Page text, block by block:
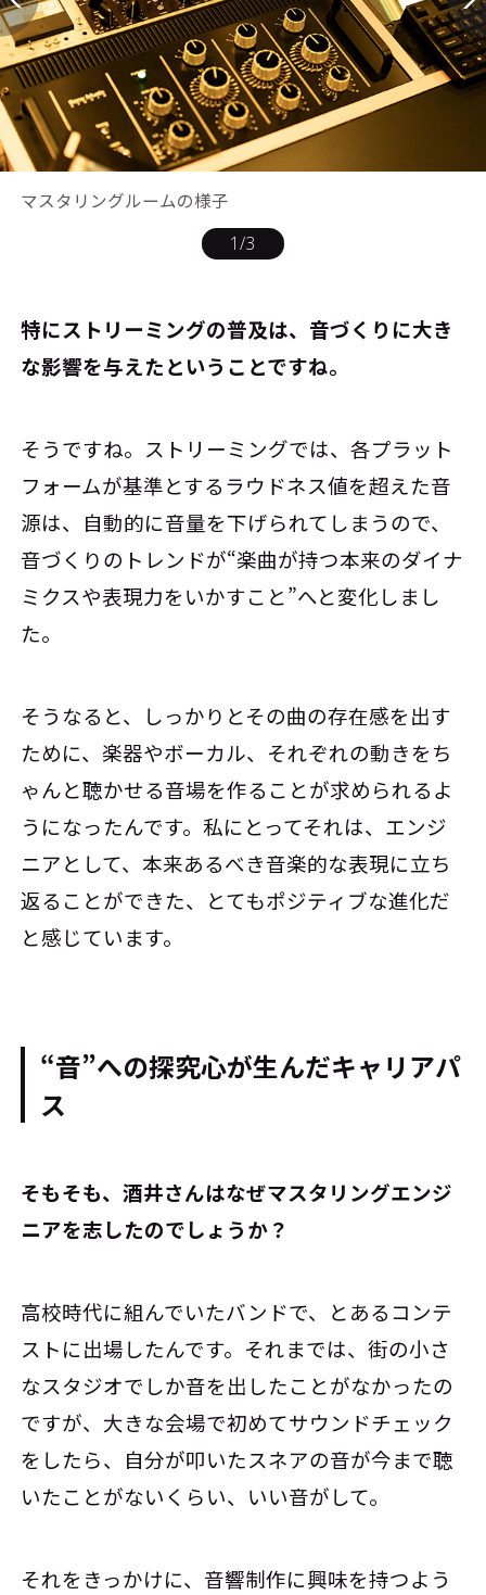
マスタリングルームの様子
1/3
――特にストリーミングの普及は、音づくりに大き
な影響を与えたということですね。
そうですね。ストリーミングでは、各プラット
フォームが基準とするラウドネス値を超えた音
源は、自動的に音量を下げられてしまうので、
音づくりのトレンドが“楽曲が持つ本来のダイナ
ミクスや表現力をいかすこと”へと変化しまし
た。
そうなると、しっかりとその曲の存在感を出す
ために、楽器やボーカル、それぞれの動きをち
ゃんと聴かせる音場を作ることが求められるよ
うになったんです。私にとってそれは、エンジ
ニアとして、本来あるべき音楽的な表現に立ち
返ることができた、とてもポジティブな進化だ
と感じています。
“音”への探究心が生んだキャリアパ
ス
――そもそも、酒井さんはなぜマスタリングエンジ
ニアを志したのでしょうか？
高校時代に組んでいたバンドで、とあるコンテ
ストに出場したんです。それまでは、街の小さ
なスタジオでしか音を出したことがなかったの
ですが、大きな会場で初めてサウンドチェック
をしたら、自分が叩いたスネアの音が今まで聴
いたことがないくらい、いい音がして。
それをきっかけに、音響制作に興味を持つよう